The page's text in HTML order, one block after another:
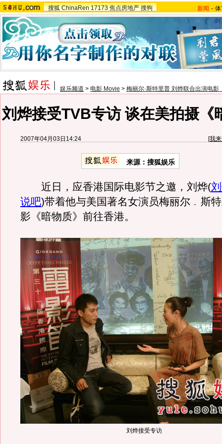
搜狐 ChinaRen 17173 焦点房地产 搜狗 新闻 -
娱乐频道 > 电影 Movie > 梅丽尔·斯特里普 刘烨联合出演电影
刘烨接受TVB专访 谈在美拍摄《
2007年04月03日14:24 [我
来源：搜狐娱乐
近日，应香港国际电影节之邀，刘烨(
说吧)带着他与美国著名女演员梅丽尔﹒斯
影《暗物质》前往香港。
刘烨接受专访